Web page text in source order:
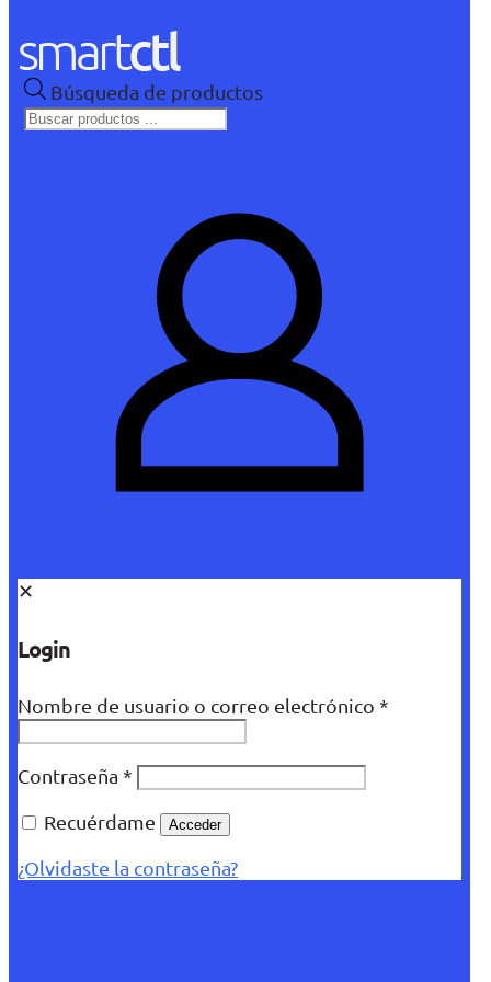
Búsqueda de productos
✕
Login
Nombre de usuario o correo electrónico *
Contraseña *
Recuérdame
Acceder
¿Olvidaste la contraseña?